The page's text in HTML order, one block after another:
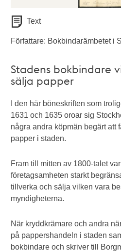
Text
Författare: Bokbindarämbetet i
Stadens bokbindare
sälja papper
I den här böneskriften som
1631 och 1635 oroar sig
några andra köpmän begärt att
papper i staden.
Fram till mitten av 1800-talet
företagsamheten starkt
tillverka och sälja vilken vara
myndigheterna.
När kryddkrämare och andra
på pappershandeln i staden
bokbindare och skriver till